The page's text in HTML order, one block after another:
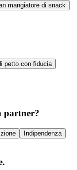
mangiatore di snack
petto con fiducia
partner?
Indipendenza